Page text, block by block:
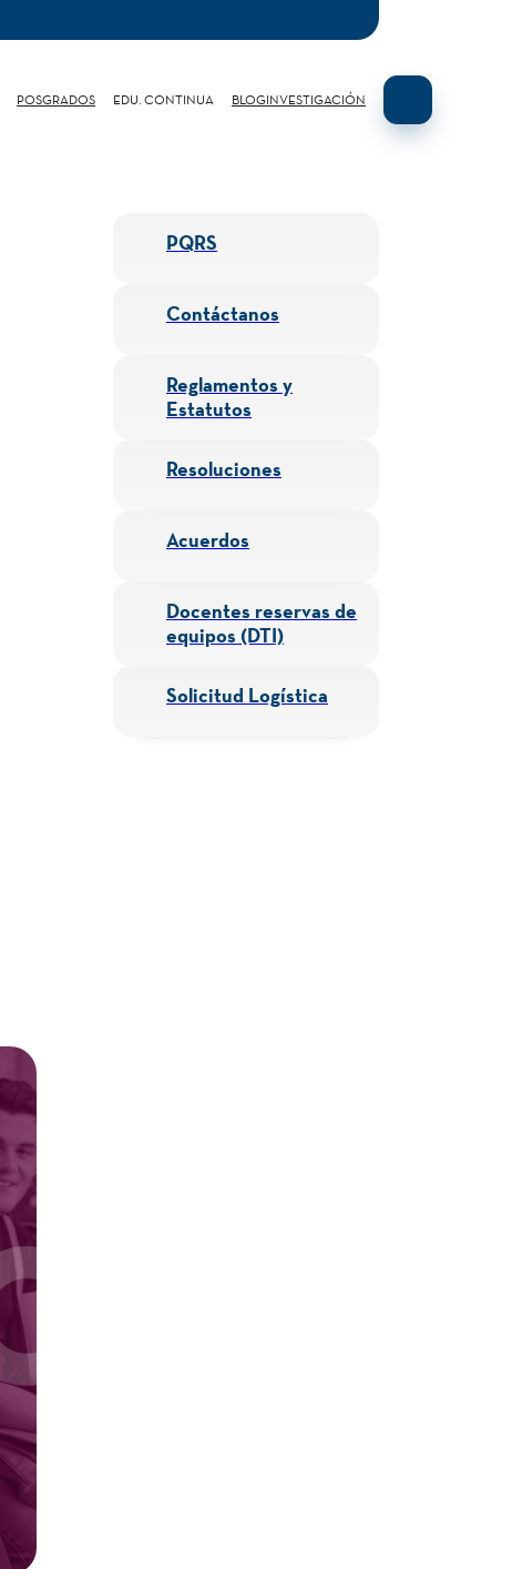
POSGRADOS EDU. CONTINUA BLOGINVESTIGACIÓN
PQRS
Contáctanos
Reglamentos y
Estatutos
Resoluciones
Acuerdos
Docentes reservas de
equipos (DTI)
Solicitud Logística